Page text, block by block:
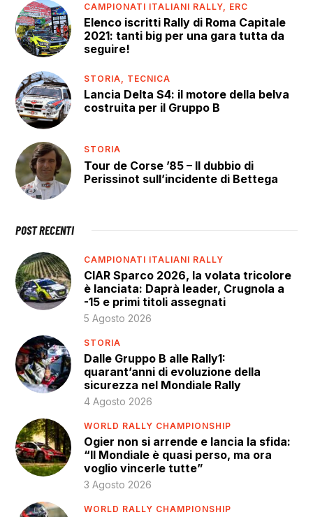
CAMPIONATI ITALIANI RALLY, ERC
Elenco iscritti Rally di Roma Capitale
2021: tanti big per una gara tutta da
seguire!
STORIA, TECNICA
Lancia Delta S4: il motore della belva
costruita per il Gruppo B
STORIA
Tour de Corse ’85 – Il dubbio di
Perissinot sull’incidente di Bettega
POST RECENTI
CAMPIONATI ITALIANI RALLY
CIAR Sparco 2026, la volata tricolore
è lanciata: Daprà leader, Crugnola a
-15 e primi titoli assegnati
5 Agosto 2026
STORIA
Dalle Gruppo B alle Rally1:
quarant’anni di evoluzione della
sicurezza nel Mondiale Rally
4 Agosto 2026
WORLD RALLY CHAMPIONSHIP
Ogier non si arrende e lancia la sfida:
“Il Mondiale è quasi perso, ma ora
voglio vincerle tutte”
3 Agosto 2026
WORLD RALLY CHAMPIONSHIP